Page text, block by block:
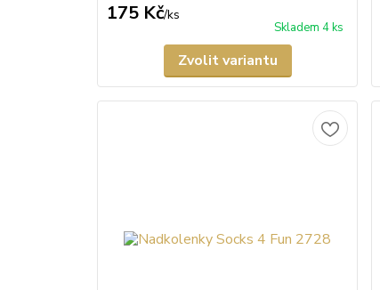
175 Kč/ks
Skladem 4 ks
Zvolit variantu